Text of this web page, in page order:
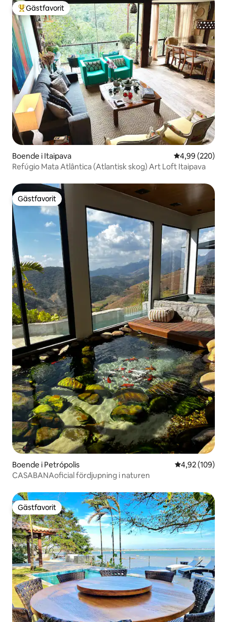
Populär gästfavorit
Gästfavorit
Boende i Itaipava 4,99 av 5 i
4,99 (220)
Refúgio Mata Atlântica (Atlantisk skog) Art Loft Itaipava
Gästfavorit
Gästfavorit
Boende i Petrópolis 4,92 av 5 i
4,92 (109)
CASABANAoficial fördjupning i naturen
Gästfavorit
Gästfavorit